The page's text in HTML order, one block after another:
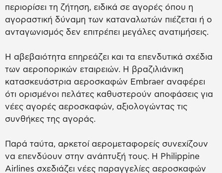
περιορίσει τη ζήτηση, ειδικά σε αγορές όπου η
αγοραστική δύναμη των καταναλωτών πιέζεται ή ο
ανταγωνισμός δεν επιτρέπει μεγάλες ανατιμήσεις.
Η αβεβαιότητα επηρεάζει και τα επενδυτικά σχέδια
των αεροπορικών εταιρειών. Η βραζιλιάνικη
κατασκευάστρια αεροσκαφών Embraer αναφέρει
ότι ορισμένοι πελάτες καθυστερούν αποφάσεις για
νέες αγορές αεροσκαφών, αξιολογώντας τις
συνθήκες της αγοράς.
Παρά ταύτα, αρκετοί αερομεταφορείς συνεχίζουν
να επενδύουν στην ανάπτυξή τους. Η Philippine
Airlines σχεδιάζει νέες παραγγελίες αεροσκαφών